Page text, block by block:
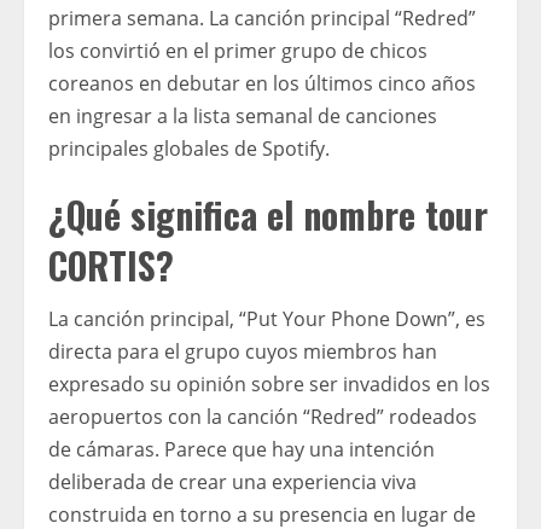
primera semana. La canción principal “Redred”
los convirtió en el primer grupo de chicos
coreanos en debutar en los últimos cinco años
en ingresar a la lista semanal de canciones
principales globales de Spotify.
¿Qué significa el nombre tour
CORTIS?
La canción principal, “Put Your Phone Down”, es
directa para el grupo cuyos miembros han
expresado su opinión sobre ser invadidos en los
aeropuertos con la canción “Redred” rodeados
de cámaras. Parece que hay una intención
deliberada de crear una experiencia viva
construida en torno a su presencia en lugar de